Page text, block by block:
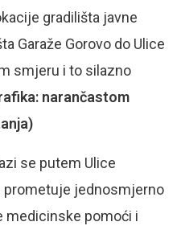
gradilišta javne
Garaže Gorovo do Ulice
smjeru i to silazno
narančastom
se putem Ulice
prometuje jednosmjerno
medicinske pomoći i